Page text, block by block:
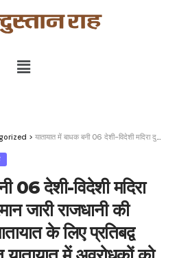
> यातायात में बाधक बनी 06 देशी-विदेशी मदिरा दुकानें हटाने का फरमान जारी राजधानी की सड़कों पर सुरक्षित यातायात के लिए प्रतिबद्व जिला प्रशासन सुगत यातायात में अवरोधकों को बर्दाश्त नही किया जाएगा : डीएम
06 देशी-विदेशी मदिरा
जारी राजधानी की
के लिए प्रतिबद्व